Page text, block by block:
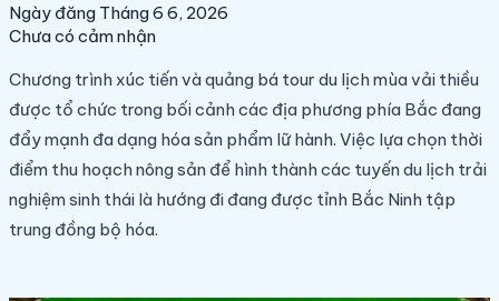
Ngày đăng Tháng 6 6, 2026
Chưa có cảm nhận
Chương trình xúc tiến và quảng bá tour du lịch mùa vải thiều
được tổ chức trong bối cảnh các địa phương phía Bắc đang
đẩy mạnh đa dạng hóa sản phẩm lữ hành. Việc lựa chọn thời
điểm thu hoạch nông sản để hình thành các tuyến du lịch trải
nghiệm sinh thái là hướng đi đang được tỉnh Bắc Ninh tập
trung đồng bộ hóa.